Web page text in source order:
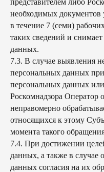
представителем либо
необходимых документов
в течение 7 (семи)
таких сведений и
данных.
7.3. В случае выявления
персональных данных
персональных данных
Роскомнадзора Оператор
неправомерно
относящихся к этому
момента такого
7.4. При достижении
данных, а также в случае
данных согласия на их